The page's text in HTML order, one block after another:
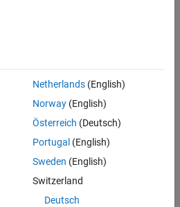
な方形波におけるオンの期間(振幅が
Netherlands(English)
Norway(English)
Österreich (Deutsch)
Portugal (English)
Sweden (English)
Switzerland
Deutsch